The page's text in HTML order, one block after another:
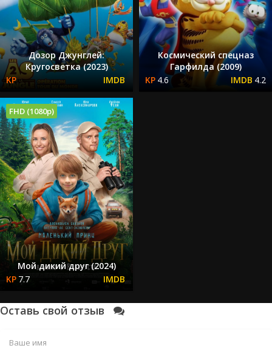
Дозор Джунглей:
Кругосветка (2023)
Космический спецназ
Гарфилда (2009)
4.6
4.2
FHD (1080p)
Мой дикий друг (2024)
7.7
Оставь свой отзыв